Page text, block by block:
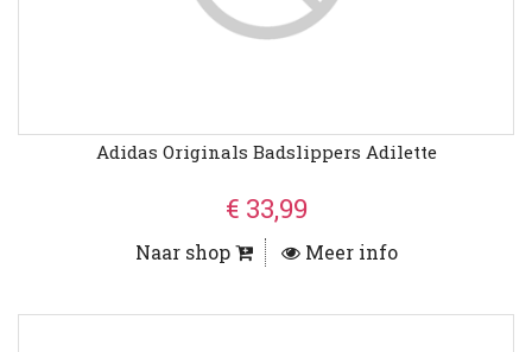
Adidas Originals Badslippers Adilette
€ 33,99
Naar shop Meer info